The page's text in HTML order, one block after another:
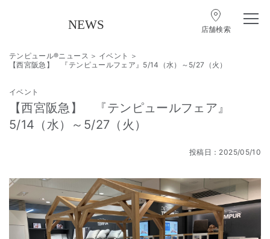
店舗検索
テンピュール®ニュース
イベント
【西宮阪急】 『テンピュールフェア』5/14（水）～5/27（火）
イベント
【西宮阪急】 『テンピュールフェア』
5/14（水）～5/27（火）
投稿日：2025/05/10